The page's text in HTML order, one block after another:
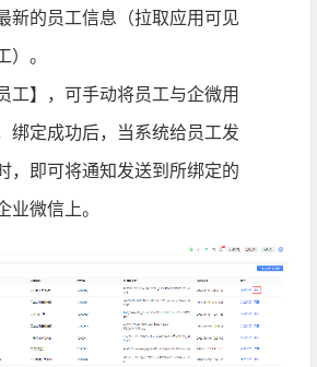
新的员工信息（拉取应用可见
）。
工】，可手动将员工与企微用
绑定成功后，当系统给员工发
，即可将通知发送到所绑定的
业微信上。